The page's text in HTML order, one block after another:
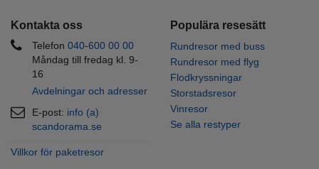
Kontakta oss
Telefon 040-600 00 00
Måndag till fredag kl. 9-
16
Avdelningar och adresser
E-post: info (a)
scandorama.se
Villkor för paketresor
Populära resesätt
Rundresor med buss
Rundresor med flyg
Flodkryssningar
Storstadsresor
Vinresor
Se alla restyper